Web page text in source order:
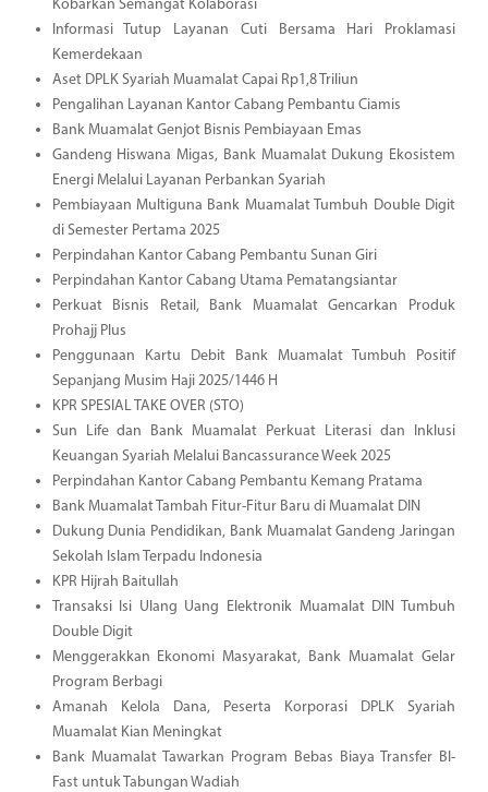
Kobarkan Semangat Kolaborasi
Informasi Tutup Layanan Cuti Bersama Hari Proklamasi
Kemerdekaan
Aset DPLK Syariah Muamalat Capai Rp1,8 Triliun
Pengalihan Layanan Kantor Cabang Pembantu Ciamis
Bank Muamalat Genjot Bisnis Pembiayaan Emas
Gandeng Hiswana Migas, Bank Muamalat Dukung Ekosistem
Energi Melalui Layanan Perbankan Syariah
Pembiayaan Multiguna Bank Muamalat Tumbuh Double Digit
di Semester Pertama 2025
Perpindahan Kantor Cabang Pembantu Sunan Giri
Perpindahan Kantor Cabang Utama Pematangsiantar
Perkuat Bisnis Retail, Bank Muamalat Gencarkan Produk
Prohajj Plus
Penggunaan Kartu Debit Bank Muamalat Tumbuh Positif
Sepanjang Musim Haji 2025/1446 H
KPR SPESIAL TAKE OVER (STO)
Sun Life dan Bank Muamalat Perkuat Literasi dan Inklusi
Keuangan Syariah Melalui Bancassurance Week 2025
Perpindahan Kantor Cabang Pembantu Kemang Pratama
Bank Muamalat Tambah Fitur-Fitur Baru di Muamalat DIN
Dukung Dunia Pendidikan, Bank Muamalat Gandeng Jaringan
Sekolah Islam Terpadu Indonesia
KPR Hijrah Baitullah
Transaksi Isi Ulang Uang Elektronik Muamalat DIN Tumbuh
Double Digit
Menggerakkan Ekonomi Masyarakat, Bank Muamalat Gelar
Program Berbagi
Amanah Kelola Dana, Peserta Korporasi DPLK Syariah
Muamalat Kian Meningkat
Bank Muamalat Tawarkan Program Bebas Biaya Transfer BI-
Fast untuk Tabungan Wadiah